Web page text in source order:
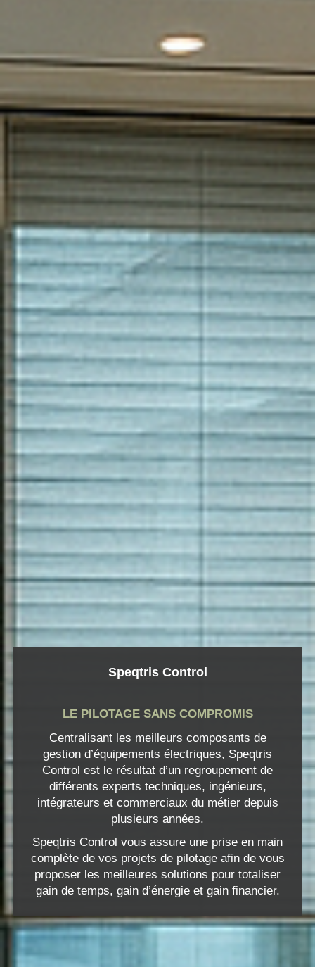
Speqtris Control
LE PILOTAGE SANS COMPROMIS
Centralisant les meilleurs composants de
gestion d’équipements électriques, Speqtris
Control est le résultat d’un regroupement de
différents experts techniques, ingénieurs,
intégrateurs et commerciaux du métier depuis
plusieurs années.
Speqtris Control vous assure une prise en main
complète de vos projets de pilotage afin de vous
proposer les meilleures solutions pour totaliser
gain de temps, gain d’énergie et gain financier.